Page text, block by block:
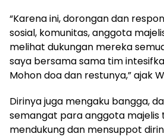
“Karena ini, dorongan dan
sosial, komunitas, anggota
melihat dukungan mereka
saya bersama sama tim
Mohon doa dan restunya,” ajak
Dirinya juga mengaku bangga,
semangat para anggota majelis
mendukung dan mensuppot